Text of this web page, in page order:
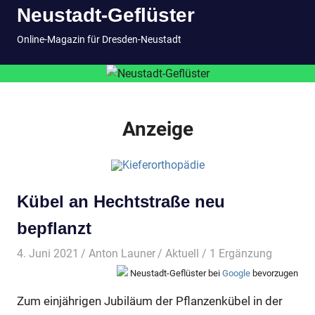
InhaltNeustadt-Geflüster
Online-Magazin für Dresden-Neustadt
Anzeige
Kübel an Hechtstraße neu
bepflanzt
4. Juni 2021 Anton Launer Aktuell / 1 Ergänzung
Neustadt-Geflüster bei Google bevorzugen
Zum einjährigen Jubiläum der Pflanzenkübel in der